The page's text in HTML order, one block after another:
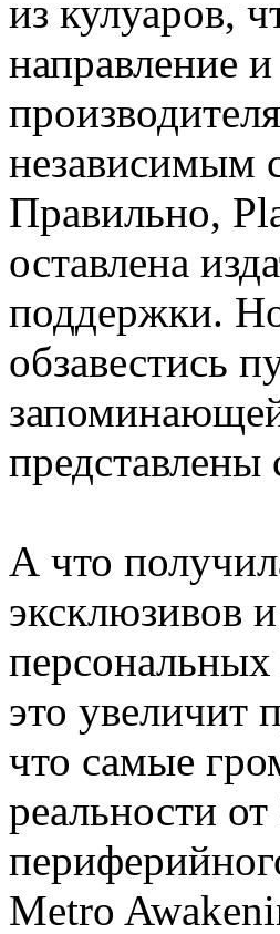
из кулуаров,
направление
независимым
Правильно,
оставлена
поддержки.
обзавестись
А что
эксклюзивов
это увеличит
что самые
реальности
Metro